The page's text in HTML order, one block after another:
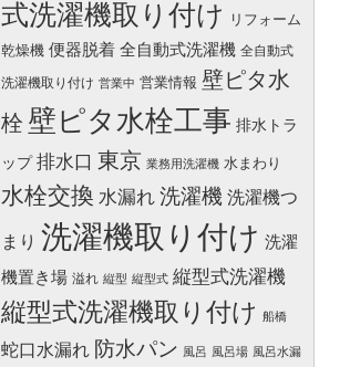
式洗濯機取り付け
リフォーム
乾燥機 便器脱着 全自動式洗濯機 全自動式
洗濯機取り付け 営業中 営業情報 壁ピタ水
栓 壁ピタ水栓工事 排水トラ
ップ 排水口 東京 業務用洗濯機 水まわり
水栓交換 水漏れ 洗濯機 洗濯機つ
まり 洗濯機取り付け 洗濯
機置き場 溢れ 縦型 縦型式 縦型式洗濯機
縦型式洗濯機取り付け 船橋
蛇口水漏れ 防水パン 風呂 風呂場 風呂水漏